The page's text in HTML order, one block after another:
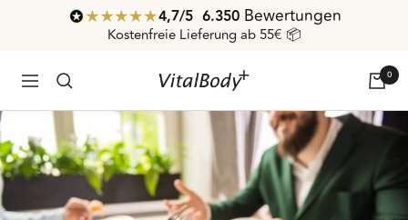
4,7/ 5 6.350 Bewertungen
Kostenfreie Lieferung ab 55€ 📦
Navigation VitalBodyPLUS.de 0